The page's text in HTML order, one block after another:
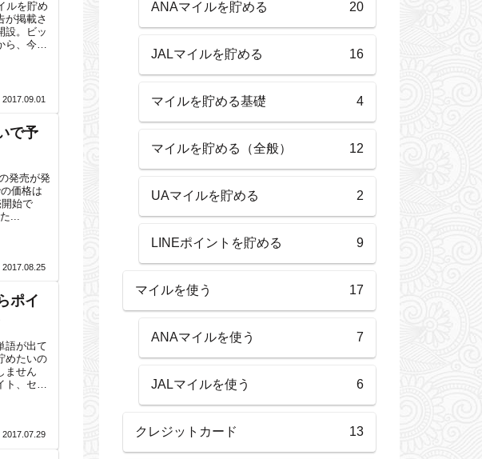
ルを貯め
が掲載さ
設。ビッ
ら、今更
2017.09.01
で予
発売が発
価格は
始で
...
2017.08.25
ポイ
語が出て
めたいの
ません
ト、セル
2017.07.29
ANAマイルを貯める 20
JALマイルを貯める 16
マイルを貯める基礎 4
マイルを貯める（全般） 12
UAマイルを貯める 2
LINEポイントを貯める 9
マイルを使う 17
ANAマイルを使う 7
JALマイルを使う 6
クレジットカード 13